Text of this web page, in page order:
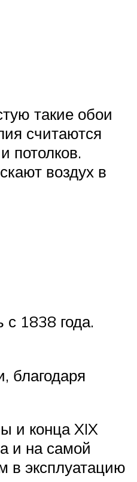
такие обои
считаются
потолков.
воздух в
с 1838 года.
благодаря
и конца XIX
и на самой
в эксплуатацию